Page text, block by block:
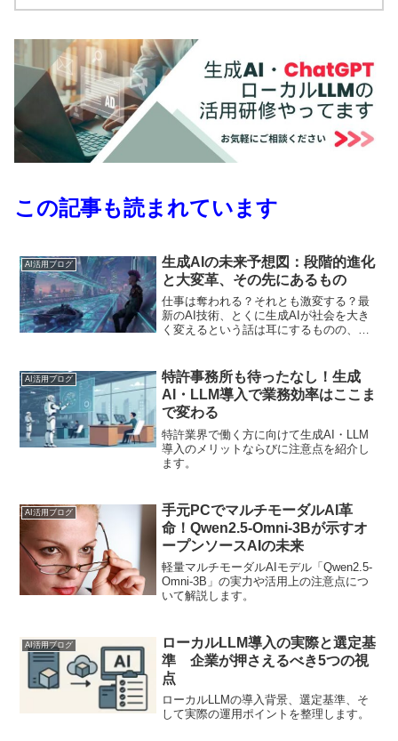
この記事も読まれています
AI活用ブログ
生成AIの未来予想図：段階的進化
と大変革、その先にあるもの
仕事は奪われる？それとも激変する？最
新のAI技術、とくに生成AIが社会を大き
く変えるという話は耳にするものの、
方は多いのではないでしょうか。本記事
では、AIの進化がもた...
AI活用ブログ
特許事務所も待ったなし！生成
AI・LLM導入で業務効率はここま
で変わる
特許業界で働く方に向けて生成AI・LLM
導入のメリットならびに注意点を紹介し
ます。
AI活用ブログ
手元PCでマルチモーダルAI革
命！Qwen2.5-Omni-3Bが示すオ
ープンソースAIの未来
軽量マルチモーダルAIモデル「Qwen2.5-
Omni-3B」の実力や活用上の注意点につ
いて解説します。
AI活用ブログ
ローカルLLM導入の実際と選定基
準 企業が押さえるべき5つの視
点
ローカルLLMの導入背景、選定基準、そ
して実際の運用ポイントを整理します。